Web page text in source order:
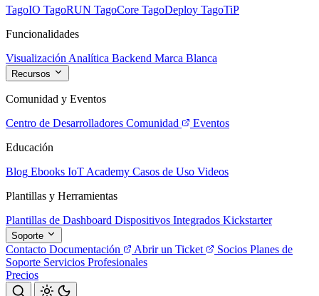
TagoIO TagoRUN TagoCore TagoDeploy TagoTiP
Funcionalidades
Visualización Analítica Backend Marca Blanca
Recursos
Comunidad y Eventos
Centro de Desarrolladores Comunidad
Eventos
Educación
Blog Ebooks IoT Academy Casos de Uso Videos
Plantillas y Herramientas
Plantillas de Dashboard Dispositivos Integrados Kickstarter
Soporte
Contacto Documentación Abrir un Ticket Socios Planes de
Soporte Servicios Profesionales
Precios